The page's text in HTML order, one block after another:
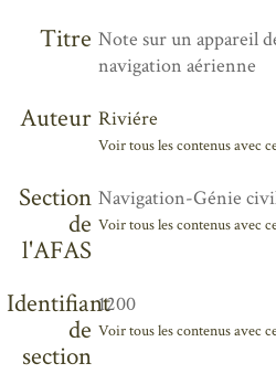
Titre Note sur un appareil
navigation aérienne
Auteur Riviére
Voir tous les contenus avec
Section
de
l'AFAS
Navigation-Génie
Voir tous les contenus avec
Identifiant
de
section
1200
Voir tous les contenus avec